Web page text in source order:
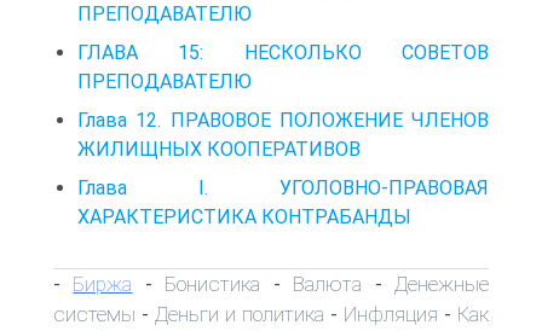
ПРЕПОДАВАТЕЛЮ
ГЛАВА 15: НЕСКОЛЬКО СОВЕТОВ
ПРЕПОДАВАТЕЛЮ
Глава 12. ПРАВОВОЕ ПОЛОЖЕНИЕ ЧЛЕНОВ
ЖИЛИЩНЫХ КООПЕРАТИВОВ
Глава I. УГОЛОВНО-ПРАВОВАЯ
ХАРАКТЕРИСТИКА КОНТРАБАНДЫ
- Биржа - Бонистика - Валюта - Денежные
системы - Деньги и политика - Инфляция - Как